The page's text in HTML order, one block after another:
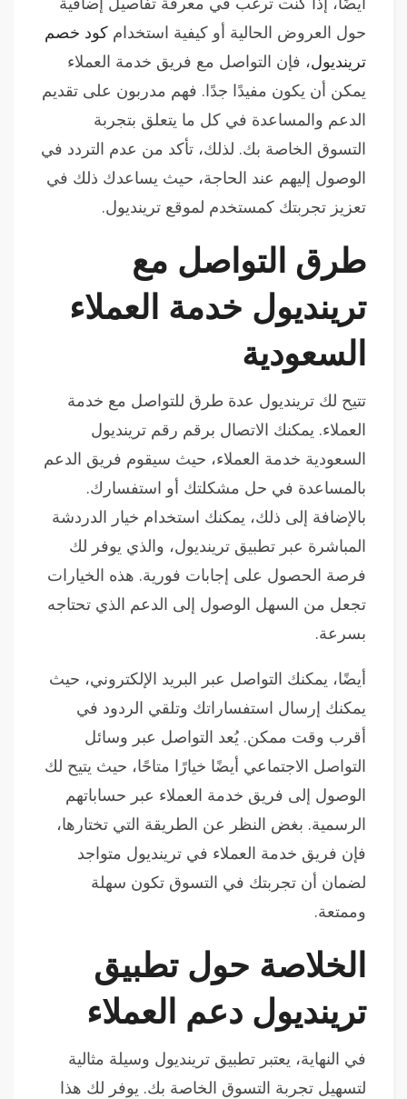
حول العروض الحالية أو كيفية استخدام كود خصم
ترينديول، فإن التواصل مع فريق خدمة العملاء
يمكن أن يكون مفيدًا جدًا. فهم مدربون على تقديم
الدعم والمساعدة في كل ما يتعلق بتجربة
التسوق الخاصة بك. لذلك، تأكد من عدم التردد في
الوصول إليهم عند الحاجة، حيث يساعدك ذلك في
تعزيز تجربتك كمستخدم لموقع ترينديول.
طرق التواصل مع
ترينديول خدمة العملاء
السعودية
تتيح لك ترينديول عدة طرق للتواصل مع خدمة
العملاء. يمكنك الاتصال برقم رقم ترينديول
السعودية خدمة العملاء، حيث سيقوم فريق الدعم
بالمساعدة في حل مشكلتك أو استفسارك.
بالإضافة إلى ذلك، يمكنك استخدام خيار الدردشة
المباشرة عبر تطبيق ترينديول، والذي يوفر لك
فرصة الحصول على إجابات فورية. هذه الخيارات
تجعل من السهل الوصول إلى الدعم الذي تحتاجه
بسرعة.
أيضًا، يمكنك التواصل عبر البريد الإلكتروني، حيث
يمكنك إرسال استفساراتك وتلقي الردود في
أقرب وقت ممكن. يُعد التواصل عبر وسائل
التواصل الاجتماعي أيضًا خيارًا متاحًا، حيث يتيح لك
الوصول إلى فريق خدمة العملاء عبر حساباتهم
الرسمية. بغض النظر عن الطريقة التي تختارها،
فإن فريق خدمة العملاء في ترينديول متواجد
لضمان أن تجربتك في التسوق تكون سهلة
وممتعة.
الخلاصة حول تطبيق
ترينديول دعم العملاء
في النهاية، يعتبر تطبيق ترينديول وسيلة مثالية
لتسهيل تجربة التسوق الخاصة بك. يوفر لك هذا